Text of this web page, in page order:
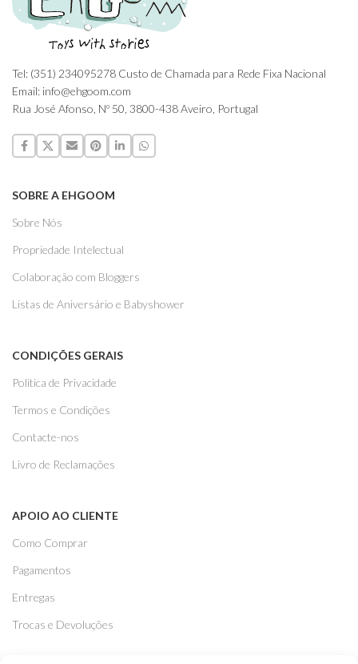
Tel: (351) 234095278 Custo de Chamada para Rede Fixa Nacional
Email: info@ehgoom.com
Rua José Afonso, Nº 50, 3800-438 Aveiro, Portugal
SOBRE A EHGOOM
Sobre Nós
Propriedade Intelectual
Colaboração com Bloggers
Listas de Aniversário e Babyshower
CONDIÇÕES GERAIS
Politica de Privacidade
Termos e Condições
Contacte-nos
Livro de Reclamações
APOIO AO CLIENTE
Como Comprar
Pagamentos
Entregas
Trocas e Devoluções